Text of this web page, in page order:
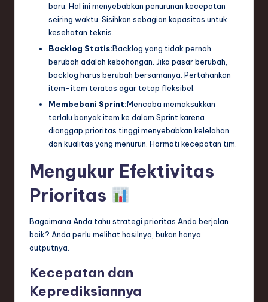
baru. Hal ini menyebabkan penurunan kecepatan
seiring waktu. Sisihkan sebagian kapasitas untuk
kesehatan teknis.
Backlog Statis:Backlog yang tidak pernah
berubah adalah kebohongan. Jika pasar berubah,
backlog harus berubah bersamanya. Pertahankan
item-item teratas agar tetap fleksibel.
Membebani Sprint:Mencoba memaksukkan
terlalu banyak item ke dalam Sprint karena
dianggap prioritas tinggi menyebabkan kelelahan
dan kualitas yang menurun. Hormati kecepatan tim.
Mengukur Efektivitas
Prioritas
Bagaimana Anda tahu strategi prioritas Anda berjalan
baik? Anda perlu melihat hasilnya, bukan hanya
outputnya.
Kecepatan dan
Keprediksiannya